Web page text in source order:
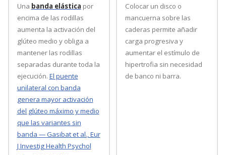
Una banda elástica por
encima de las rodillas
aumenta la activación del
glúteo medio y obliga a
mantener las rodillas
separadas durante toda la
ejecución. El puente
unilateral con banda
genera mayor activación
del glúteo máximo y medio
que las variantes sin
banda — Gasibat et al., Eur
J Investig Health Psychol
Colocar un disco o
mancuerna sobre las
caderas permite añadir
carga progresiva y
aumentar el estímulo de
hipertrofia sin necesidad
de banco ni barra.